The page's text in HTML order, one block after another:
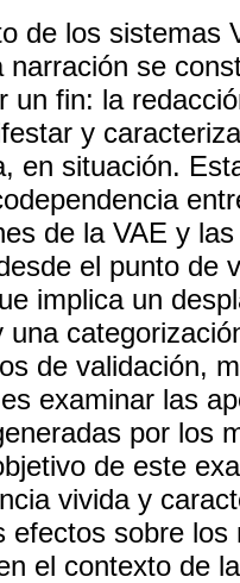
de los sistemas
narración se
un fin: la
y
en situación.
de la VAE y
el punto de
implica un
una
de validación,
examinar las
por los
de este
vivida y
efectos sobre
el contexto de